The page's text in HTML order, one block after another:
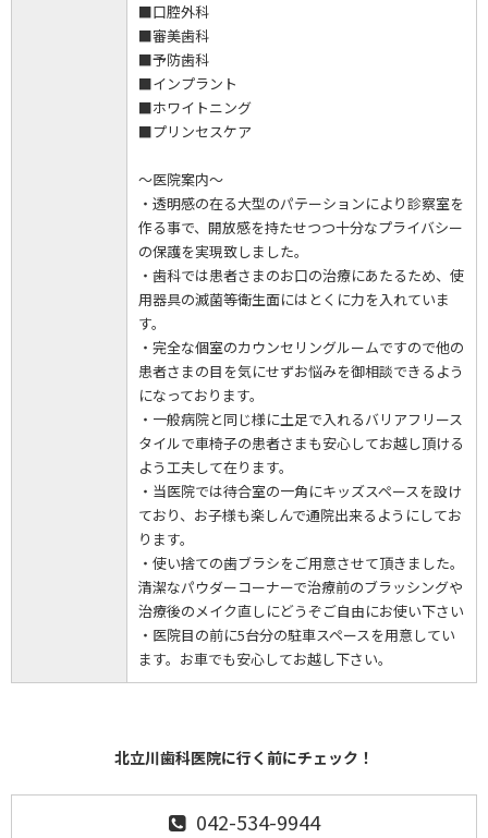
■口腔外科
■審美歯科
■予防歯科
■インプラント
■ホワイトニング
■プリンセスケア
～医院案内～
・透明感の在る大型のパテーションにより診察室を
作る事で、開放感を持たせつつ十分なプライバシー
の保護を実現致しました。
・歯科では患者さまのお口の治療にあたるため、使
用器具の滅菌等衛生面にはとくに力を入れていま
す。
・完全な個室のカウンセリングルームですので他の
患者さまの目を気にせずお悩みを御相談できるよう
になっております。
・一般病院と同じ様に土足で入れるバリアフリース
タイルで車椅子の患者さまも安心してお越し頂ける
よう工夫して在ります。
・当医院では待合室の一角にキッズスペースを設け
ており、お子様も楽しんで通院出来るようにしてお
ります。
・使い捨ての歯ブラシをご用意させて頂きました。
清潔なパウダーコーナーで治療前のブラッシングや
治療後のメイク直しにどうぞご自由にお使い下さい
・医院目の前に5台分の駐車スペースを用意してい
ます。お車でも安心してお越し下さい。
北立川歯科医院に行く前にチェック！
042-534-9944